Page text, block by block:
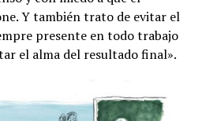
Y también trato de evitar el
presente en todo trabajo
el alma del resultado final».